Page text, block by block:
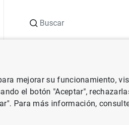
Concurso Generación €uro:
mejorar su funcionamiento,
el botón "Aceptar",
Para más información,